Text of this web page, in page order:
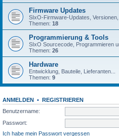
Firmware Updates
SIxO-Firmware-Updates, Versionen,
Themen: 18
Programmierung & Tools
SIxO Sourcecode, Programmieren
Themen: 26
Hardware
Entwicklung, Bauteile, Lieferanten...
Themen: 9
ANMELDEN • REGISTRIEREN
Benutzername:
Passwort:
Ich habe mein Passwort vergessen